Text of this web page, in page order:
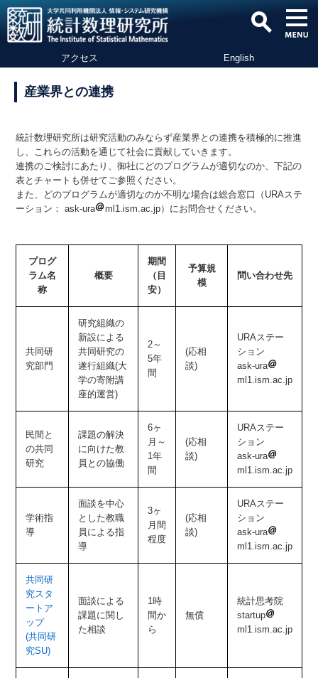
アクセス English
産業界との連携
統計数理研究所は研究活動のみならず産業界との連携を積極的に推進
し、これらの活動を通じて社会に貢献していきます。
連携のご検討にあたり、御社にどのプログラムが適切なのか、下記の
表とチャートも併せてご参照ください。
また、どのプログラムが適切なのか不明な場合は総合窓口（URAステ
ーション： ask-ura
ml1.ism.ac.jp）にお問合せください。
プログ
ラム名
称
概要
期間
（目
安）
予算規
模
問い合わせ先
共同研
究部門
研究組織の
新設による
共同研究の
遂行組織(大
学の寄附講
座的運営)
2～
5年
間
(応相
談)
URAステー
ション
ask-ura
ml1.ism.ac.jp
民間と
の共同
研究
課題の解決
に向けた教
員との協働
6ヶ
月～
1年
間
(応相
談)
URAステー
ション
ask-ura
ml1.ism.ac.jp
学術指
導
面談を中心
とした教職
員による指
導
3ヶ
月間
程度
(応相
談)
URAステー
ション
ask-ura
ml1.ism.ac.jp
共同研
究スタ
ートア
ップ
(共同研
究SU)
面談による
課題に関し
た相談
1時
間か
ら
無償
統計思考院
startup
ml1.ism.ac.jp